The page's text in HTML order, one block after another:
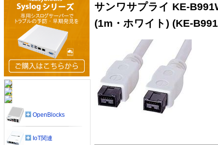
サンワサプライ KE-
(1m・ホワイト) (KE-
OpenBlocks
IoT関連